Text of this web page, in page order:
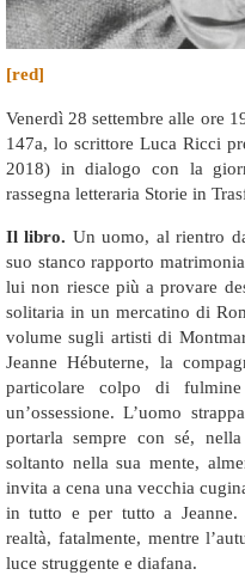
[red]
Venerdì 28 settembre alle ore
147a, lo scrittore Luca Ricci
2018) in dialogo con la
rassegna letteraria Storie in
Il libro. Un uomo, al rientro
suo stanco rapporto
lui non riesce più a provare
solitaria in un mercatino di
volume sugli artisti di
Jeanne Hébuterne, la
particolare colpo di
un’ossessione. L’uomo
portarla sempre con sé,
soltanto nella sua mente,
invita a cena una vecchia
in tutto e per tutto a Jeanne.
realtà, fatalmente, mentre
luce struggente e diafana.